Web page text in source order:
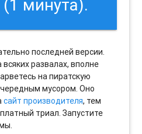
(1 минута).
последней версии.
развалах, вполне
на пиратскую
мусором. Оно
сайт производителя, тем
триал. Запустите